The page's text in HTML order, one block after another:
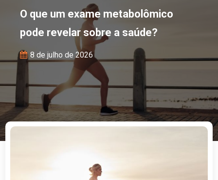
O que um exame metabolômico
pode revelar sobre a saúde?
8 de julho de 2026